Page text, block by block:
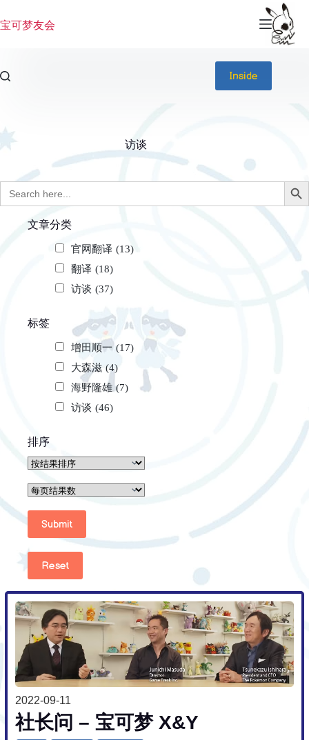
过
宝可梦友会
Inside
访谈
Search
for:
搜索按钮
文章分类
官网翻译 (13)
翻译 (18)
访谈 (37)
标签
增田顺一 (17)
大森滋 (4)
海野隆雄 (7)
访谈 (46)
排序
2022-09-11
社长问 – 宝可梦 X&Y